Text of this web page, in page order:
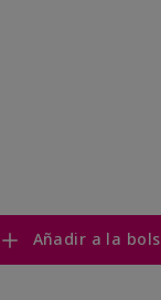
5 de 5
Añadir a la